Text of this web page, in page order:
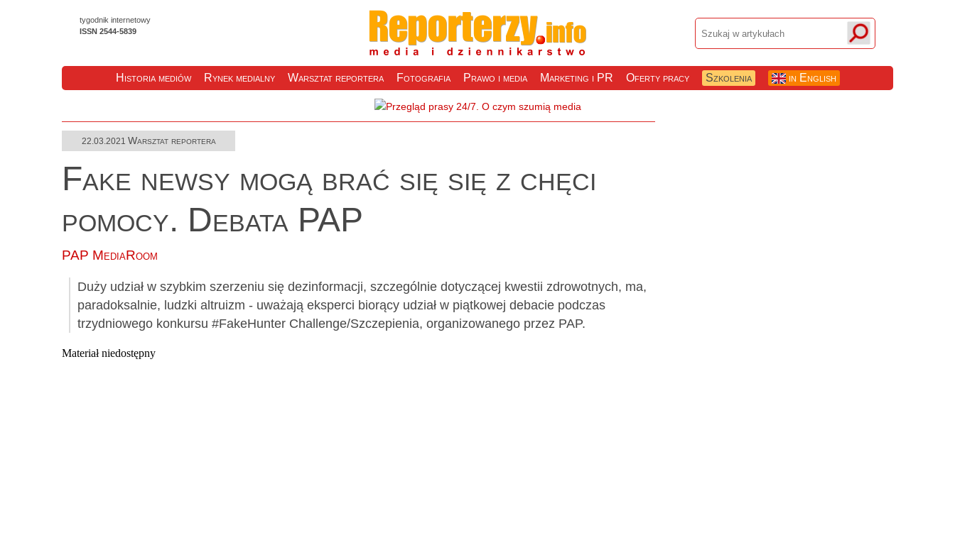
Historia mediów Rynek medialny Warsztat reportera Fotografia Prawo i media Marketing i PR Oferty pracy Szkolenia in English
tygodnik internetowy
ISSN 2544-5839
22.03.2021 Warsztat reportera
Fake newsy mogą brać się się z chęci
pomocy. Debata PAP
PAP MediaRoom
Duży udział w szybkim szerzeniu się dezinformacji, szczególnie dotyczącej kwestii zdrowotnych, ma,
paradoksalnie, ludzki altruizm - uważają eksperci biorący udział w piątkowej debacie podczas
trzydniowego konkursu #FakeHunter Challenge/Szczepienia, organizowanego przez PAP.